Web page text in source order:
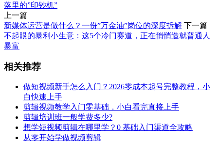
落里的”印钞机”
上一篇
新媒体运营是做什么？一份”万金油”岗位的深度拆解 下一篇
不起眼的暴利小生意：这5个冷门赛道，正在悄悄造就普通人
暴富
相关推荐
做短视频新手怎么入门？2026零成本起号完整教程，小
白快速上手
剪辑视频教学入门零基础，小白看完直接上手
剪辑培训班一般学费多少?
想学短视频剪辑在哪里学？0 基础入门渠道全攻略
从零开始学做视频剪辑